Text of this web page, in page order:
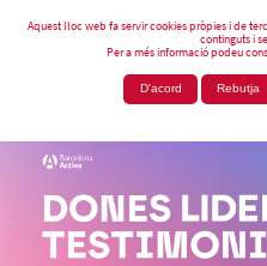
Aquest lloc web fa servir cookies pròpies i de
continguts i
Per a més informació podeu
D'acord Rebutja